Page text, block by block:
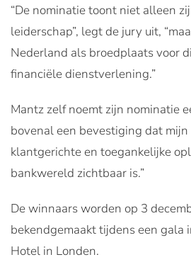
“De nominatie toont niet alleen
leiderschap”, legt de jury uit,
Nederland als broedplaats voor
financiële dienstverlening.”
Mantz zelf noemt zijn nominatie
bovenal een bevestiging dat
klantgerichte en toegankelijke
bankwereld zichtbaar is.”
De winnaars worden op 3
bekendgemaakt tijdens een gala
Hotel in Londen.